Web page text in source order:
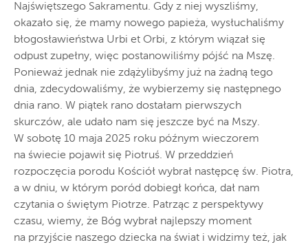
Najświętszego Sakramentu. Gdy z niej wyszliśmy,
okazało się, że mamy nowego papieża, wysłuchaliśmy
błogosławieństwa Urbi et Orbi, z którym wiązał się
odpust zupełny, więc postanowiliśmy pójść na Mszę.
Ponieważ jednak nie zdążylibyśmy już na żadną tego
dnia, zdecydowaliśmy, że wybierzemy się następnego
dnia rano. W piątek rano dostałam pierwszych
skurczów, ale udało nam się jeszcze być na Mszy.
W sobotę 10 maja 2025 roku późnym wieczorem
na świecie pojawił się Piotruś. W przeddzień
rozpoczęcia porodu Kościół wybrał następcę św. Piotra,
a w dniu, w którym poród dobiegł końca, dał nam
czytania o świętym Piotrze. Patrząc z perspektywy
czasu, wiemy, że Bóg wybrał najlepszy moment
na przyjście naszego dziecka na świat i widzimy też, jak